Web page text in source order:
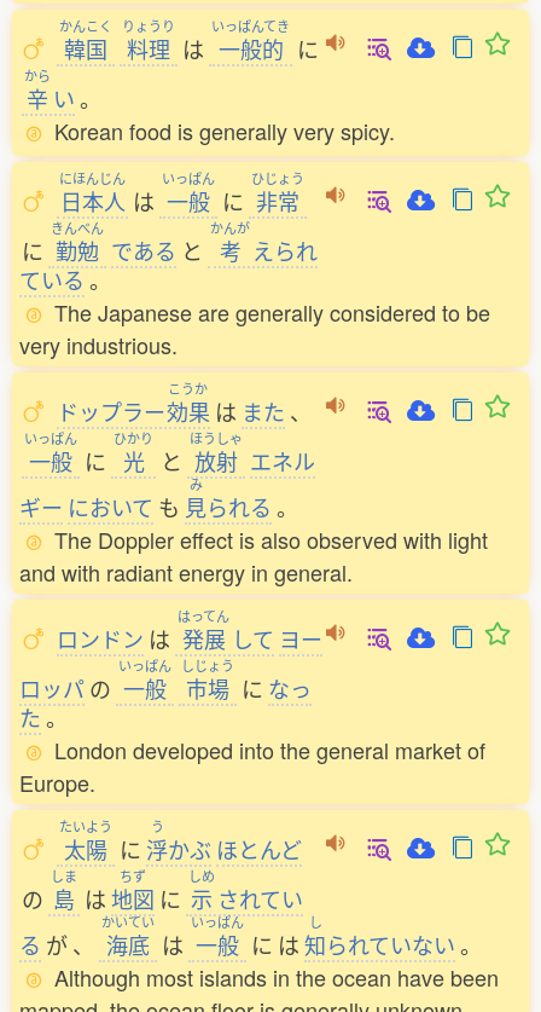
かんこく
韓国
りょうり
料理 は
いっぱんてき
一般的 に
から
辛 い。
Korean food is generally very spicy.
にほんじん
日本人 は
いっぱん
一般 に
ひじょう
非常
に
きんべん
勤勉 である と
かんが
考 えられ
ている 。
The Japanese are generally considered to be
very industrious.
ドップラー
こうか
効果 は また 、
いっぱん
一般 に
ひかり
光 と
ほうしゃ
放射 エネル
ギー において も
み
見られる 。
The Doppler effect is also observed with light
and with radiant energy in general.
ロンドン は
はってん
発展 して ヨー
ロッパの
いっぱん
一般
しじょう
市場 に なっ
た。
London developed into the general market of
Europe.
たいよう
太陽 に
う
浮かぶ ほとんど
の
しま
島 は
ちず
地図 に
しめ
示 されてい
る が、
かいてい
海底 は
いっぱん
一般 に は
し
知られていない。
Although most islands in the ocean have been